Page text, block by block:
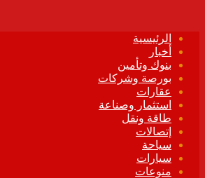
الرئيسية
أخبار
بنوك وتأمين
بورصة وشركات
عقارات
استثمار وصناعة
طاقة ونقل
إتصالات
سياحة
سيارات
منوعات